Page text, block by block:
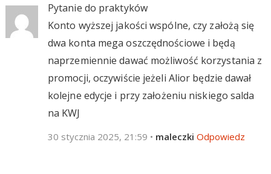
Pytanie do praktyków
Konto wyższej jakości wspólne, czy założą się
dwa konta mega oszczędnościowe i będą
naprzemiennie dawać możliwość korzystania z
promocji, oczywiście jeżeli Alior będzie dawał
kolejne edycje i przy założeniu niskiego salda
na KWJ
30 stycznia 2025, 21:59 • maleczki Odpowiedz